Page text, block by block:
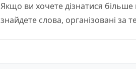
Якщо ви хочете дізнатися
знайдете слова, організовані за